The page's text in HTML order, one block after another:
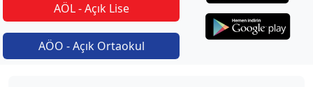
AÖL - Açık Lise
AÖO - Açık Ortaokul